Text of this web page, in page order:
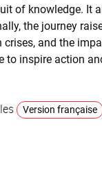
of knowledge. It
the journey
crises, and the
to inspire action
Version française